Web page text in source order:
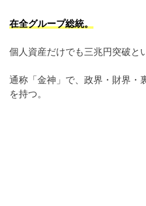
在全グループ総統。
個人資産だけでも三兆円突破と
通称「金神」で、政界・財界・
を持つ。